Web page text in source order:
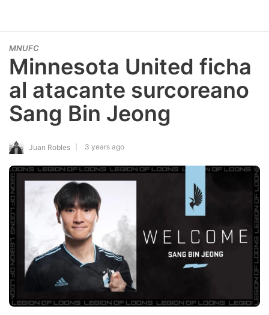
MNUFC
Minnesota United ficha
al atacante surcoreano
Sang Bin Jeong
Juan Robles 3 years ago